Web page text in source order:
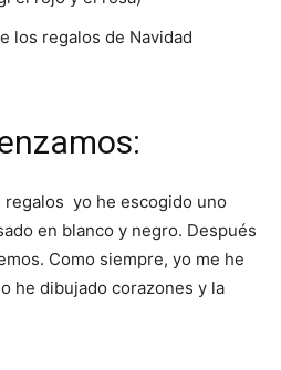
los regalos de Navidad
regalos yo he escogido uno
en blanco y negro. Después
Como siempre, yo me he
he dibujado corazones y la